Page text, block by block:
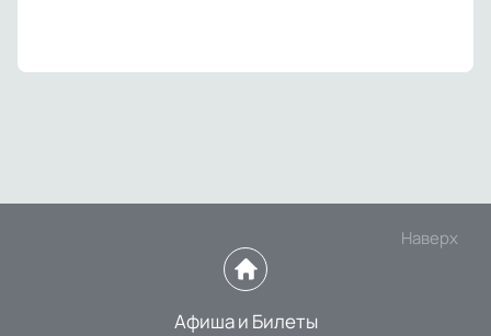
Наверх
Афиша и Билеты